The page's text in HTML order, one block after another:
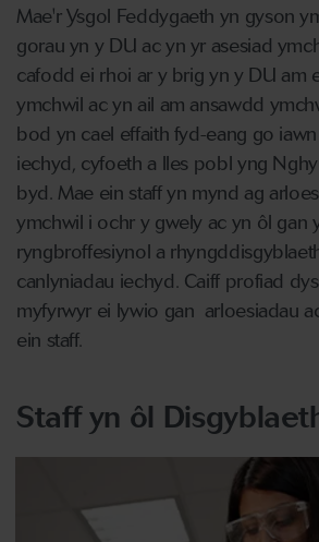
Mae'r Ysgol Feddygaeth yn gyson
gorau yn y DU ac yn yr asesiad
cafodd ei rhoi ar y brig yn y DU am
ymchwil ac yn ail am ansawdd
bod yn cael effaith fyd-eang go
iechyd, cyfoeth a lles pobl yng
byd. Mae ein staff yn mynd ag
ymchwil i ochr y gwely ac yn ôl gan
ryngbroffesiynol a
canlyniadau iechyd. Caiff profiad
myfyrwyr ei lywio gan arloesiadau
ein staff.
Staff yn ôl